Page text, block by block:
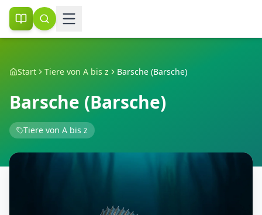
Start Tiere von A bis z Barsche (Barsche)
Barsche (Barsche)
Tiere von A bis z